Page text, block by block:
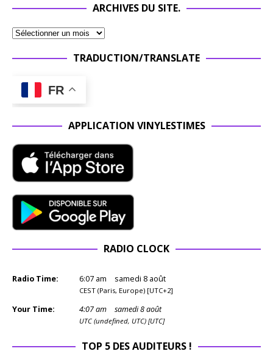
ARCHIVES DU SITE.
TRADUCTION/TRANSLATE
FR
APPLICATION VINYLESTIMES
RADIO CLOCK
Radio Time: 6:07 am samedi 8 août
CEST (Paris, Europe) [UTC+2]
Your Time: 4:07am samedi 8 août
UTC (undefined, UTC) [UTC]
TOP 5 DES AUDITEURS !